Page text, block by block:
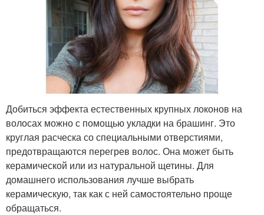
Добиться эффекта естественных крупных локонов на
волосах можно с помощью укладки на брашинг. Это
круглая расческа со специальными отверстиями,
предотвращаются перегрев волос. Она может быть
керамической или из натуральной щетины. Для
домашнего использования лучше выбрать
керамическую, так как с ней самостоятельно проще
обращаться.